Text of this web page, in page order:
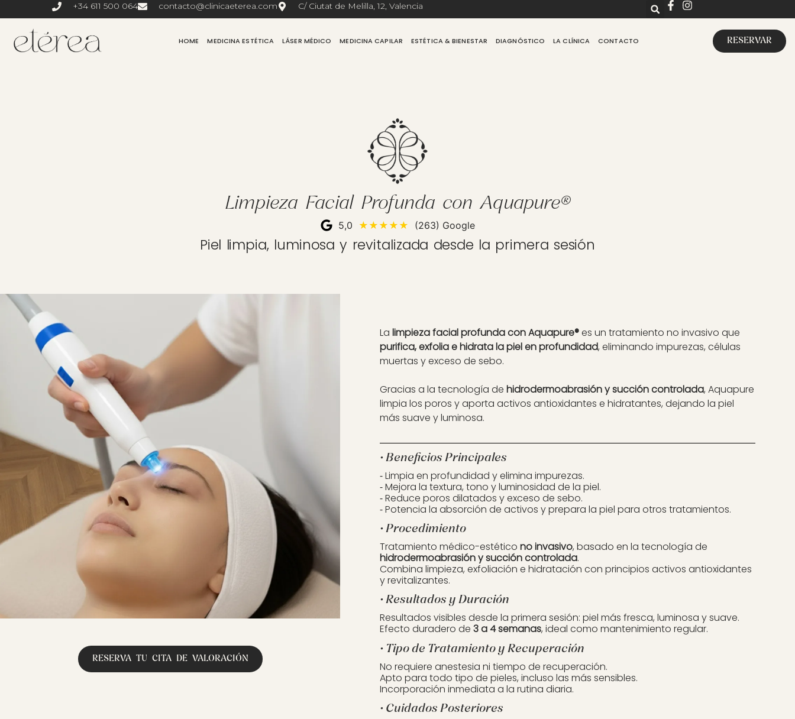
+34 611 500 064 contacto@clinicaeterea.com C/ Ciutat de Melilla, 12, Valencia
HOME MEDICINA ESTÉTICA LÁSER MÉDICO MEDICINA CAPILAR ESTÉTICA & BIENESTAR DIAGNÓSTICO LA CLÍNICA CONTACTO RESERVAR
Limpieza Facial Profunda con Aquapure®
5,0 ★★★★★ (263) Google
Piel limpia, luminosa y revitalizada desde la primera sesión
RESERVA TU CITA DE VALORACIÓN
Lalimpieza facial profunda con Aquapure®es un tratamiento no invasivo que
purifica, exfolia e hidrata la piel en profundidad, eliminando impurezas, células
muertas y exceso de sebo.
Gracias a la tecnología dehidrodermoabrasión y succión controlada, Aquapure
limpia los poros y aporta activos antioxidantes e hidratantes, dejando la piel
más suave y luminosa.
• Beneficios Principales
⁃ Limpia en profundidad y elimina impurezas.
⁃ Mejora la textura, tono y luminosidad de la piel.
⁃ Reduce poros dilatados y exceso de sebo.
⁃ Potencia la absorción de activos y prepara la piel para otros tratamientos.
• Procedimiento
Tratamiento médico-estéticono invasivo, basado en la tecnología de
hidrodermoabrasión y succión controlada.
Combina limpieza, exfoliación e hidratación con principios activos antioxidantes
y revitalizantes.
• Resultados y Duración
Resultados visibles desde la primera sesión: piel más fresca, luminosa y suave.
Efecto duradero de3 a 4 semanas, ideal como mantenimiento regular.
• Tipo de Tratamiento y Recuperación
No requiere anestesia ni tiempo de recuperación.
Apto para todo tipo de pieles, incluso las más sensibles.
Incorporación inmediata a la rutina diaria.
• Cuidados Posteriores